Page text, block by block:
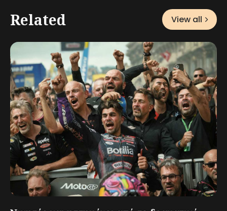
Related View all